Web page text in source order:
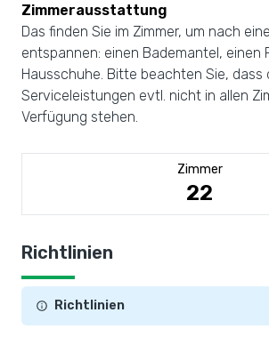
Zimmerausstattung
Das finden Sie im Zimmer, um nach
entspannen: einen Bademantel, einen
Hausschuhe. Bitte beachten Sie,
Serviceleistungen evtl. nicht in allen
Verfügung stehen.
Zimmer
22
Richtlinien
Richtlinien